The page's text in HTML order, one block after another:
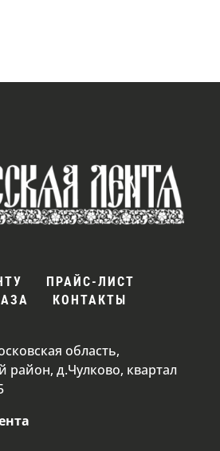
ПРАЙС-ЛИСТ
КОНТАКТЫ
область,
район, д.Чулково, квартал